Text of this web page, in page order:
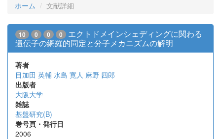
ホーム 文献詳細
10 0 0 0
エクトドメインシェディングに関わる
遺伝子の網羅的同定と分子メカニズムの解明
著者
目加田 英輔 水島 寛人 麻野 四郎
出版者
大阪大学
雑誌
基盤研究(B)
巻号頁・発行日
2006